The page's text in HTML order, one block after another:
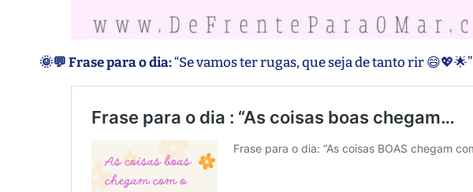
🌞💬 Frase para o dia:“Se vamos ter rugas, que seja de tanto rir 😄💖🌟”